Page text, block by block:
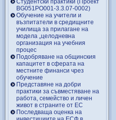
Студентски практики (Проект
BG051PO001-3.3.07-0002)
Обучение на учители и
възпитатели в средищните
училища за прилагане на
модела „целодневна
организация на учебния
процес
Подобряване на общинския
капацитет в сферата на
местните финанси чрез
обучение
Представяне на добри
практики за съвместяване на
работа, семейство и личен
живот в страните от ЕС
Последваща оценка на